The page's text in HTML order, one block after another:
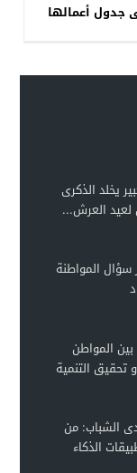
جدول أعمالها
يخلد الذكرى
لعيد العرش...
المواطنة
المواطن
التنمية
الشباب: من
الذكاء